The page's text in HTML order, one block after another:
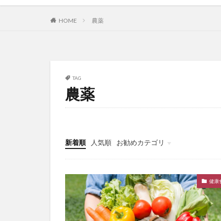
HOME 農薬
TAG
農薬
新着順 人気順
お勧めカテゴリ
健康食品
にがり
マグネシウム
健康